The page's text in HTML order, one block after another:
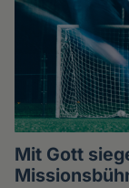
Mit Gott